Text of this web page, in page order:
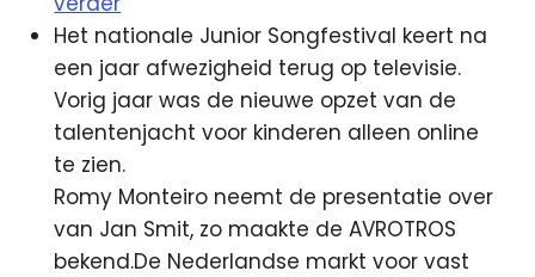
Het nationale Junior Songfestival keert na
een jaar afwezigheid terug op televisie.
Vorig jaar was de nieuwe opzet van de
talentenjacht voor kinderen alleen online
te zien.
Romy Monteiro neemt de presentatie over
van Jan Smit, zo maakte de AVROTROS
bekend.De Nederlandse markt voor vast